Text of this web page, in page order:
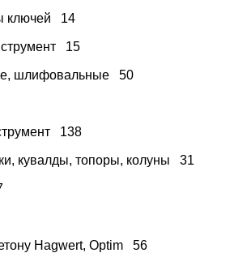
ключей 14
15
шлифовальные 50
138
кувалды, топоры, колуны 31
Hagwert, Optim 56